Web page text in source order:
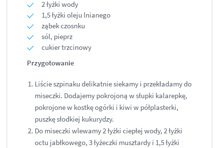
2 łyżki wody
1,5 łyżki oleju lnianego
ząbek czosnku
sól, pieprz
cukier trzcinowy
Przygotowanie
Liście szpinaku delikatnie siekamy i przekładamy do
miseczki. Dodajemy pokrojoną w słupki kalarepkę,
pokrojone w kostkę ogórki i kiwi w półplasterki,
puszkę słodkiej kukurydzy.
Do miseczki wlewamy 2 łyżki ciepłej wody, 2 łyżki
octu jabłkowego, 3 łyżeczki musztardy i 1,5 łyżki